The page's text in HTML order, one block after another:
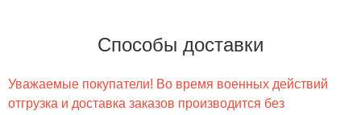
Способы доставки
Уважаемые покупатели! Во время военных действий
отгрузка и доставка заказов производится без